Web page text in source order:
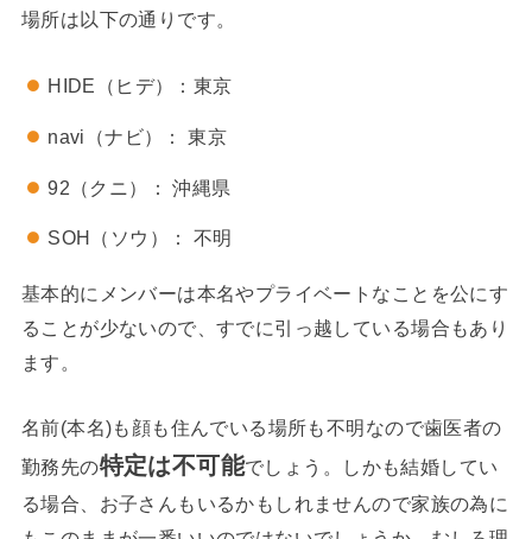
場所は以下の通りです。
HIDE（ヒデ）：東京
navi（ナビ）： 東京
92（クニ）： 沖縄県
SOH（ソウ）： 不明
基本的にメンバーは本名やプライベートなことを公にす
ることが少ないので、すでに引っ越している場合もあり
ます。
名前(本名)も顔も住んでいる場所も不明なので歯医者の
勤務先の特定は不可能でしょう。しかも結婚してい
る場合、お子さんもいるかもしれませんので家族の為に